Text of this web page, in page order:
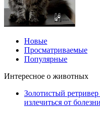
Новые
Просматриваемые
Популярные
Интересное о животных
Золотистый
излечиться от